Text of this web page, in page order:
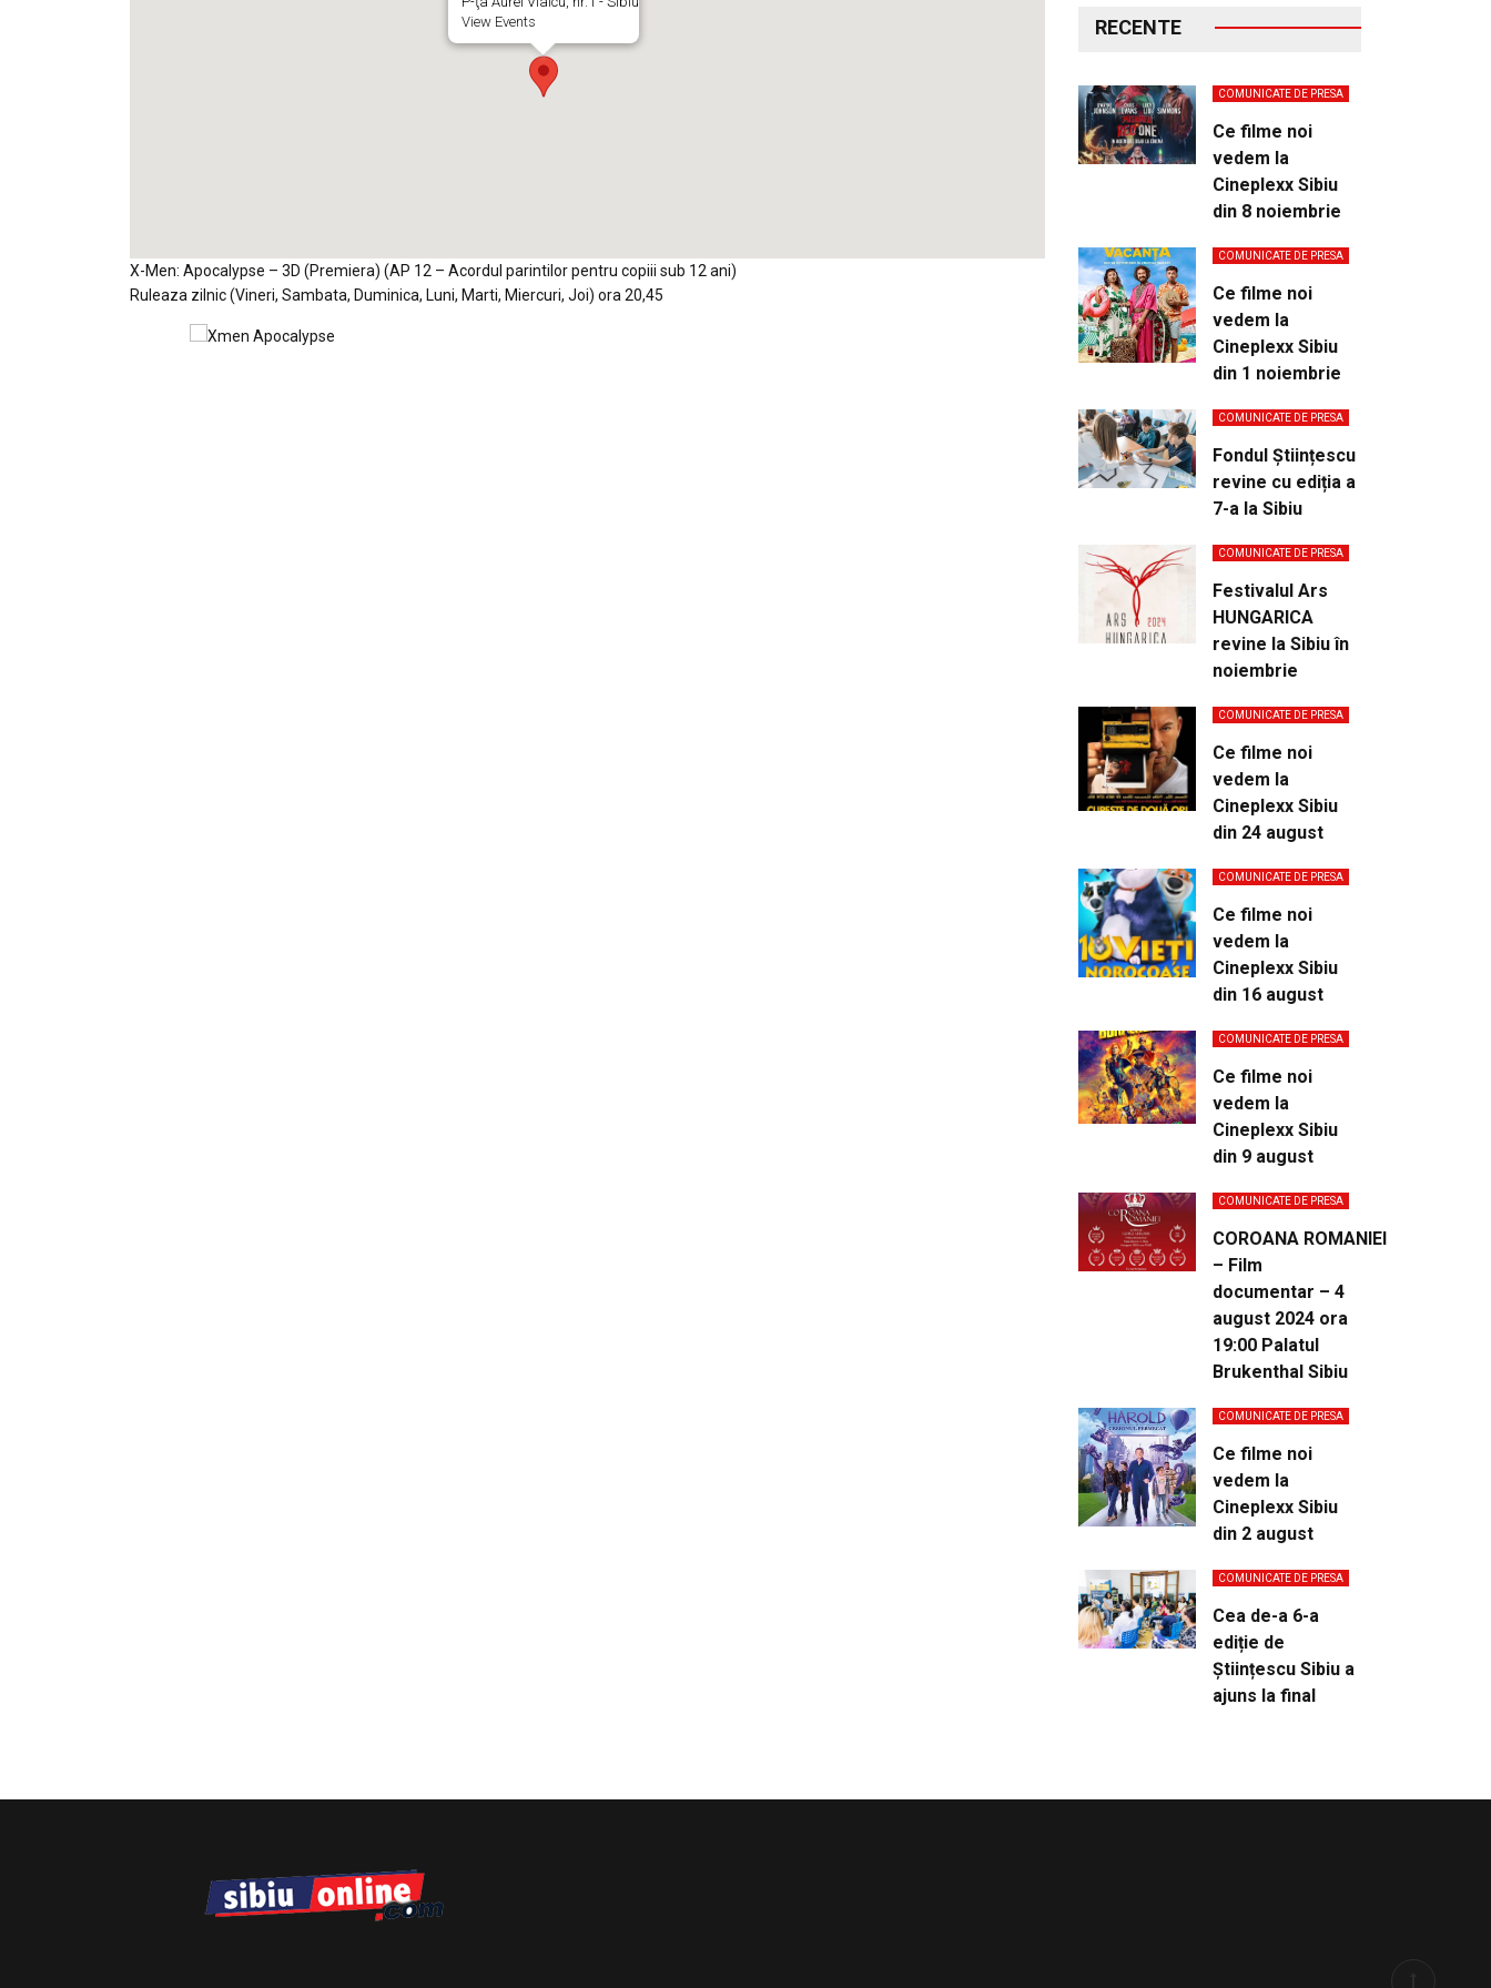
View Events
X-Men: Apocalypse – 3D (Premiera) (AP 12 – Acordul parintilor pentru copiii sub 12 ani)
Ruleaza zilnic (Vineri, Sambata, Duminica, Luni, Marti, Miercuri, Joi) ora 20,45
RECENTE
COMUNICATE DE PRESA
Ce filme noi
vedem la
Cineplexx Sibiu
din 8 noiembrie
COMUNICATE DE PRESA
Ce filme noi
vedem la
Cineplexx Sibiu
din 1 noiembrie
COMUNICATE DE PRESA
Fondul Științescu
revine cu ediția a
7-a la Sibiu
COMUNICATE DE PRESA
Festivalul Ars
HUNGARICA
revine la Sibiu în
noiembrie
COMUNICATE DE PRESA
Ce filme noi
vedem la
Cineplexx Sibiu
din 24 august
COMUNICATE DE PRESA
Ce filme noi
vedem la
Cineplexx Sibiu
din 16 august
COMUNICATE DE PRESA
Ce filme noi
vedem la
Cineplexx Sibiu
din 9 august
COMUNICATE DE PRESA
COROANA ROMANIEI
– Film
documentar – 4
august 2024 ora
19:00 Palatul
Brukenthal Sibiu
COMUNICATE DE PRESA
Ce filme noi
vedem la
Cineplexx Sibiu
din 2 august
COMUNICATE DE PRESA
Cea de-a 6-a
ediție de
Științescu Sibiu a
ajuns la final